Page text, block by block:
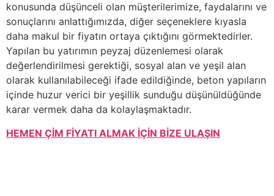
konusunda düşünceli olan müşterilerimize, faydalarını ve
sonuçlarını anlattığımızda, diğer seçeneklere kıyasla
daha makul bir fiyatın ortaya çıktığını görmektedirler.
Yapılan bu yatırımın peyzaj düzenlemesi olarak
değerlendirilmesi gerektiği, sosyal alan ve yeşil alan
olarak kullanılabileceği ifade edildiğinde, beton yapıların
içinde huzur verici bir yeşillik sunduğu düşünüldüğünde
karar vermek daha da kolaylaşmaktadır.
HEMEN ÇİM FİYATI ALMAK İÇİN BİZE ULAŞIN